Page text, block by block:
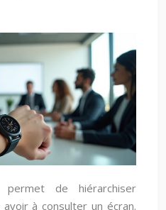
permet de hiérarchiser
avoir à consulter un écran.